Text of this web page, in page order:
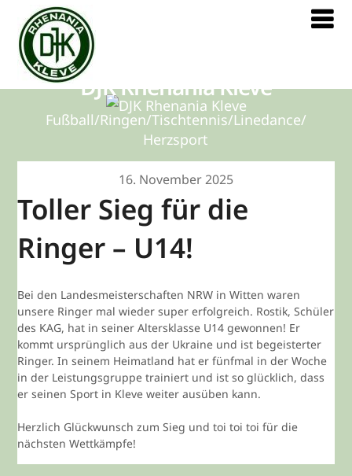
DJK Rhenania Kleve
Fußball/Ringen/Tischtennis/Linedance/
Herzsport
16. November 2025
Toller Sieg für die
Ringer – U14!
Bei den Landesmeisterschaften NRW in Witten waren
unsere Ringer mal wieder super erfolgreich. Rostik, Schüler
des KAG, hat in seiner Altersklasse U14 gewonnen! Er
kommt ursprünglich aus der Ukraine und ist begeisterter
Ringer. In seinem Heimatland hat er fünfmal in der Woche
in der Leistungsgruppe trainiert und ist so glücklich, dass
er seinen Sport in Kleve weiter ausüben kann.
Herzlich Glückwunsch zum Sieg und toi toi toi für die
nächsten Wettkämpfe!